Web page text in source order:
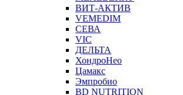
ВИТ-АКТИВ
VEMEDIM
СЕВА
VIC
ДЕЛЬТА
ХондроНео
Цамакс
Эмпробио
BD NUTRITION